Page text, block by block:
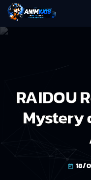
RAIDOU
Mystery
today 18/